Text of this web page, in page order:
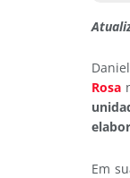
Rosa
Em